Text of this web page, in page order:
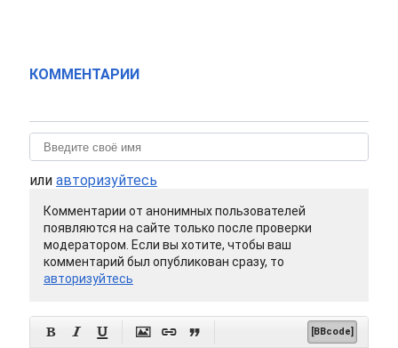
КОММЕНТАРИИ
или авторизуйтесь
Комментарии от анонимных пользователей
появляются на сайте только после проверки
модератором. Если вы хотите, чтобы ваш
комментарий был опубликован сразу, то
авторизуйтесь
      [BBcode]